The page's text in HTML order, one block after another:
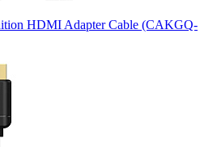
HDMI Adapter Cable (CAKGQ-